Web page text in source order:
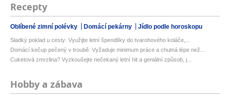
Recepty
Oblíbené zimní polévky Domácí pekárny Jídlo podle horoskopu
Sladký poklad u cesty: Využijte letní špendlíky do tvarohového koláče,...
Domácí kečup pečený v troubě: Vyžaduje minimum práce a chutná lépe než...
Cuketová zmrzlina? Vyzkoušejte nečekaný letní hit a geniální způsob, j...
Hobby a zábava